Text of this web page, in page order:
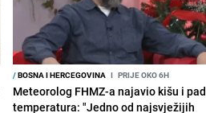
/BOSNA I HERCEGOVINA I PRIJE OKO 6H
Meteorolog FHMZ-a najavio kišu i pad
temperatura: "Jedno od najsvježijih